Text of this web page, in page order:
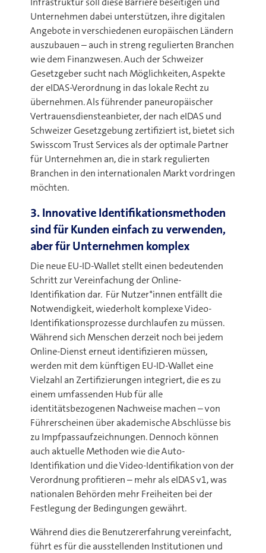
Unternehmen dabei unterstützen, ihre digitalen
Angebote in verschiedenen europäischen Ländern
auszubauen – auch in streng regulierten Branchen
wie dem Finanzwesen. Auch der Schweizer
Gesetzgeber sucht nach Möglichkeiten, Aspekte
der eIDAS-Verordnung in das lokale Recht zu
übernehmen. Als führender paneuropäischer
Vertrauensdiensteanbieter, der nach eIDAS und
Schweizer Gesetzgebung zertifiziert ist, bietet sich
Swisscom Trust Services als der optimale Partner
für Unternehmen an, die in stark regulierten
Branchen in den internationalen Markt vordringen
möchten.
3. Innovative Identifikationsmethoden
sind für Kunden einfach zu verwenden,
aber für Unternehmen komplex
Die neue EU-ID-Wallet stellt einen bedeutenden
Schritt zur Vereinfachung der Online-
Identifikation dar. Für Nutzer*innen entfällt die
Notwendigkeit, wiederholt komplexe Video-
Identifikationsprozesse durchlaufen zu müssen.
Während sich Menschen derzeit noch bei jedem
Online-Dienst erneut identifizieren müssen,
werden mit dem künftigen EU-ID-Wallet eine
Vielzahl an Zertifizierungen integriert, die es zu
einem umfassenden Hub für alle
identitätsbezogenen Nachweise machen – von
Führerscheinen über akademische Abschlüsse bis
zu Impfpassaufzeichnungen. Dennoch können
auch aktuelle Methoden wie die Auto-
Identifikation und die Video-Identifikation von der
Verordnung profitieren – mehr als eIDAS v1, was
nationalen Behörden mehr Freiheiten bei der
Festlegung der Bedingungen gewährt.
Während dies die Benutzererfahrung vereinfacht,
führt es für die ausstellenden Institutionen und